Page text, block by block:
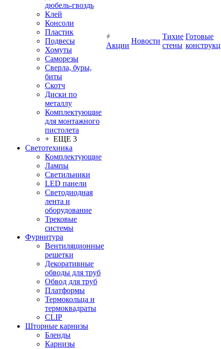
дюбель-гвоздь
Клей
Консоли
Пластик
Подвесы
Хомуты
Саморезы
Сверла, буры,
биты
Скотч
Диски по
металлу
Комплектующие
для монтажного
пистолета
+ ЕЩЕ 3
Светотехника
Комплектующие
Лампы
Светильники
LED панели
Светодиодная
лента и
оборудование
Трековые
системы
Фурнитура
Вентиляционные
решетки
Декоративные
обводы для труб
Обвод для труб
Платформы
Термокольца и
термоквадраты
CLIP
Шторные карнизы
Бленды
Карнизы
Акции
Новости
Тихие
стены
Готовые